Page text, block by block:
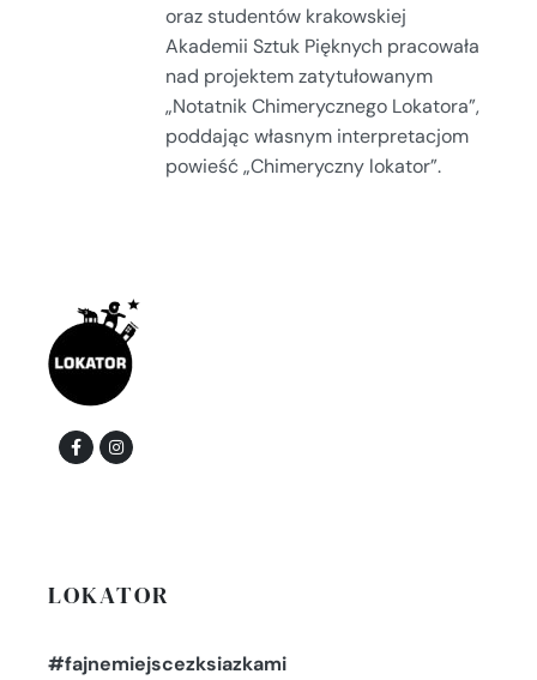
oraz studentów krakowskiej
Akademii Sztuk Pięknych pracowała
nad projektem zatytułowanym
„Notatnik Chimerycznego Lokatora”,
poddając własnym interpretacjom
powieść „Chimeryczny lokator”.
LOKATOR
#fajnemiejscezksiazkami